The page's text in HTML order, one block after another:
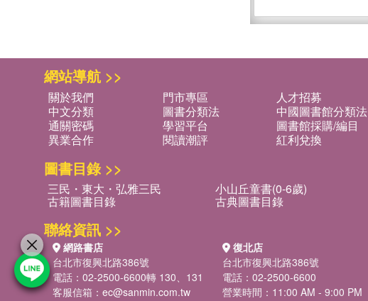
網站導航 >>
關於我們 門市專區 人才招募
中文分類
圖書分類法 中國圖書館分類法
通關密碼
學習平台 圖書館採購/編目
異業合作
閱讀潮評 紅利兌換
圖書目錄 >>
三民・東大・弘雅三民 小山丘童書(0-6歲)
古籍圖書目錄 古典圖書目錄
聯絡資訊 >>
網路書店
台北市復興北路386號
電話：02-2500-6600轉 130、131
客服信箱： ec@sanmin.com.tw
復北店
台北市復興北路386號
電話：02-2500-6600
營業時間：11:00 AM - 9:00 PM